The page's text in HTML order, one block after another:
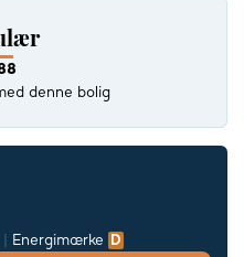
denne bolig
Energimærke